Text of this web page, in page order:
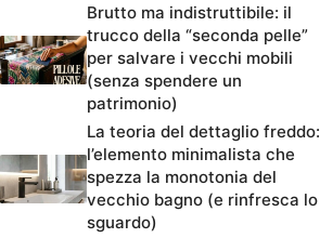
Brutto ma indistruttibile: il
trucco della “seconda pelle”
per salvare i vecchi mobili
(senza spendere un
patrimonio)
La teoria del dettaglio freddo:
l’elemento minimalista che
spezza la monotonia del
vecchio bagno (e rinfresca lo
sguardo)